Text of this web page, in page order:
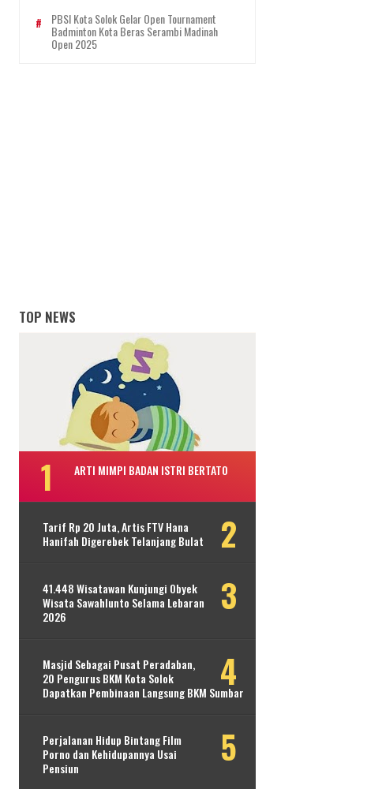
PBSI Kota Solok Gelar Open Tournament
Badminton Kota Beras Serambi Madinah
Open 2025
TOP NEWS
ARTI MIMPI BADAN ISTRI BERTATO
Tarif Rp 20 Juta, Artis FTV Hana
Hanifah Digerebek Telanjang Bulat
41.448 Wisatawan Kunjungi Obyek
Wisata Sawahlunto Selama Lebaran
2026
Masjid Sebagai Pusat Peradaban,
20 Pengurus BKM Kota Solok
Dapatkan Pembinaan Langsung BKM Sumbar
Perjalanan Hidup Bintang Film
Porno dan Kehidupannya Usai
Pensiun